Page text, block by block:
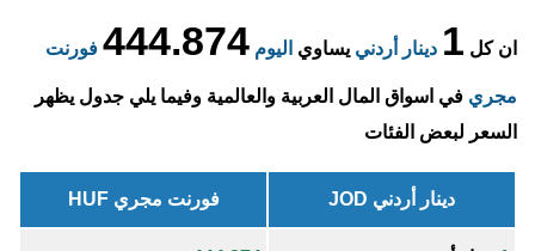
ان كل 1 دينار أردني يساوي اليوم 444.874 فورنت
مجري في اسواق المال العربية والعالمية وفيما يلي جدول يظهر
السعر لبعض الفئات
دينار أردني JOD فورنت مجري HUF